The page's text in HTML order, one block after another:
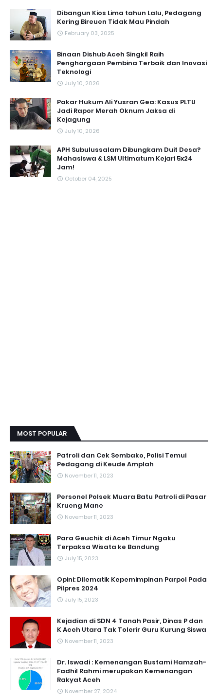
Dibangun Kios Lima tahun Lalu, Pedagang
Kering Bireuen Tidak Mau Pindah
February 03, 2025
Binaan Dishub Aceh Singkil Raih
Penghargaan Pembina Terbaik dan Inovasi
Teknologi
July 10, 2026
Pakar Hukum Ali Yusran Gea: Kasus PLTU
Jadi Rapor Merah Oknum Jaksa di
Kejagung
July 10, 2026
APH Subulussalam Dibungkam Duit Desa?
Mahasiswa & LSM Ultimatum Kejari 5x24
Jam!
October 04, 2025
MOST POPULAR
Patroli dan Cek Sembako, Polisi Temui
Pedagang di Keude Amplah
November 11, 2023
Personel Polsek Muara Batu Patroli di Pasar
Krueng Mane
November 11, 2023
Para Geuchik di Aceh Timur Ngaku
Terpaksa Wisata ke Bandung
July 15, 2023
Opini: Dilematik Kepemimpinan Parpol Pada
Pilpres 2024
July 15, 2023
Kejadian di SDN 4 Tanah Pasir, Dinas P dan
K Aceh Utara Tak Tolerir Guru Kurung Siswa
November 11, 2023
Dr. Iswadi : Kemenangan Bustami Hamzah-
Fadhil Rahmi merupakan Kemenangan
Rakyat Aceh
November 27, 2024